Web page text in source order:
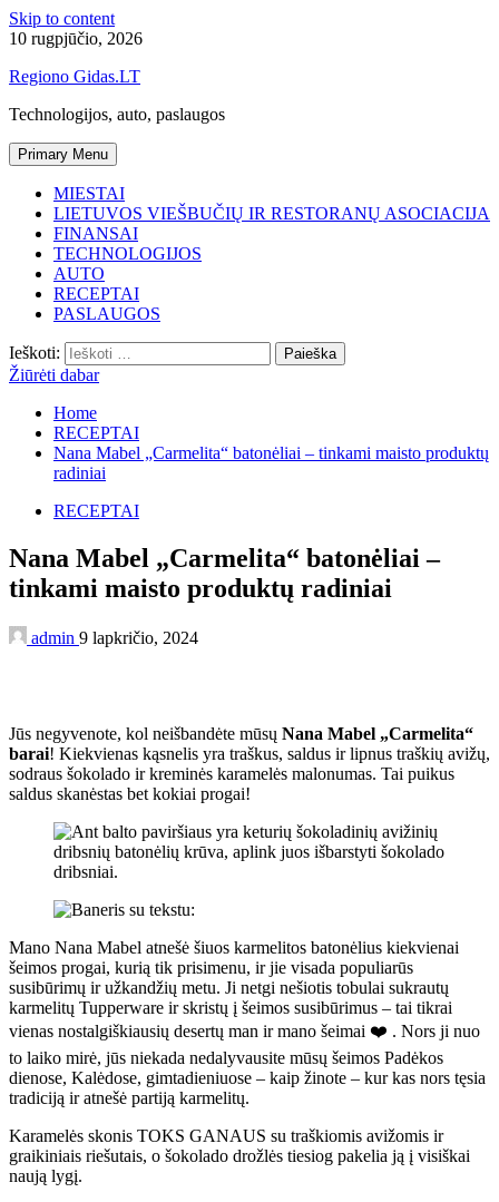
Skip to content
10 rugpjūčio, 2026
Regiono Gidas.LT
Technologijos, auto, paslaugos
Primary Menu
MIESTAI
LIETUVOS VIEŠBUČIŲ IR RESTORANŲ ASOCIACIJA
FINANSAI
TECHNOLOGIJOS
AUTO
RECEPTAI
PASLAUGOS
Ieškoti:
Žiūrėti dabar
Home
RECEPTAI
Nana Mabel „Carmelita“ batonėliai – tinkami maisto produktų
radiniai
RECEPTAI
Nana Mabel „Carmelita“ batonėliai –
tinkami maisto produktų radiniai
admin 9 lapkričio, 2024
Jūs negyvenote, kol neišbandėte mūsų Nana Mabel „Carmelita“
barai! Kiekvienas kąsnelis yra traškus, saldus ir lipnus traškių avižų,
sodraus šokolado ir kreminės karamelės malonumas. Tai puikus
saldus skanėstas bet kokiai progai!
Mano Nana Mabel atnešė šiuos karmelitos batonėlius kiekvienai
šeimos progai, kurią tik prisimenu, ir jie visada populiarūs
susibūrimų ir užkandžių metu. Ji netgi nešiotis tobulai sukrautų
karmelitų Tupperware ir skristų į šeimos susibūrimus – tai tikrai
vienas nostalgiškiausių desertų man ir mano šeimai ❤️ . Nors ji nuo
to laiko mirė, jūs niekada nedalyvausite mūsų šeimos Padėkos
dienose, Kalėdose, gimtadieniuose – kaip žinote – kur kas nors tęsia
tradiciją ir atnešė partiją karmelitų.
Karamelės skonis TOKS GANAUS su traškiomis avižomis ir
graikiniais riešutais, o šokolado drožlės tiesiog pakelia ją į visiškai
naują lygį.